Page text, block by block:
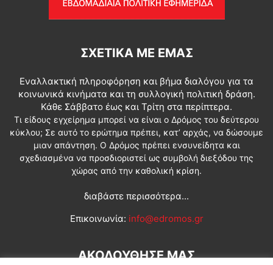
ΣΧΕΤΙΚΆ ΜΕ ΕΜΆΣ
Εναλλακτική πληροφόρηση και βήμα διαλόγου για τα
κοινωνικά κινήματα και τη συλλογική πολιτική δράση.
Κάθε Σάββατο έως και Τρίτη στα περίπτερα.
Τι είδους εγχείρημα μπορεί να είναι ο Δρόμος του δεύτερου
κύκλου; Σε αυτό το ερώτημα πρέπει, κατ’ αρχάς, να δώσουμε
μιαν απάντηση. Ο Δρόμος πρέπει ενσυνείδητα και
σχεδιασμένα να προσδιοριστεί ως συμβολή διεξόδου της
χώρας από την καθολική κρίση.
διαβάστε περισσότερα...
Επικοινωνία: info@edromos.gr
ΑΚΟΛΟΥΘΗΣΕ ΜΑΣ